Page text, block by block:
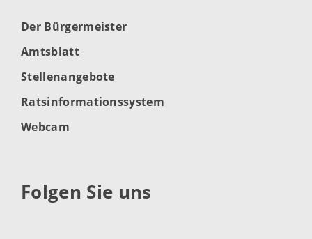
Der Bürgermeister
Amtsblatt
Stellenangebote
Ratsinformationssystem
Webcam
Folgen Sie uns